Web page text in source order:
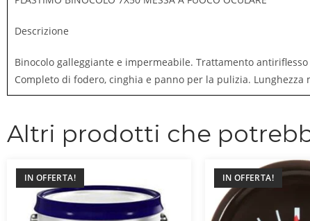
Descrizione
Binocolo galleggiante e impermeabile. Trattamento
Completo di fodero, cinghia e panno per la pulizia.
Altri prodotti che
IN OFFERTA! IN OFFERTA!